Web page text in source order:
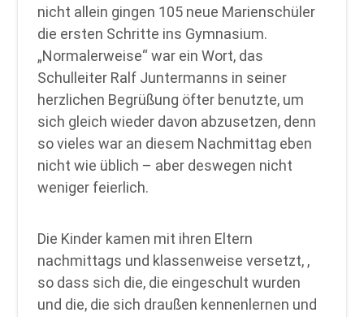
nicht allein gingen 105 neue Marienschüler
die ersten Schritte ins Gymnasium.
„Normalerweise“ war ein Wort, das
Schulleiter Ralf Juntermanns in seiner
herzlichen Begrüßung öfter benutzte, um
sich gleich wieder davon abzusetzen, denn
so vieles war an diesem Nachmittag eben
nicht wie üblich – aber deswegen nicht
weniger feierlich.
Die Kinder kamen mit ihren Eltern
nachmittags und klassenweise versetzt, ,
so dass sich die, die eingeschult wurden
und die, die sich draußen kennenlernen und